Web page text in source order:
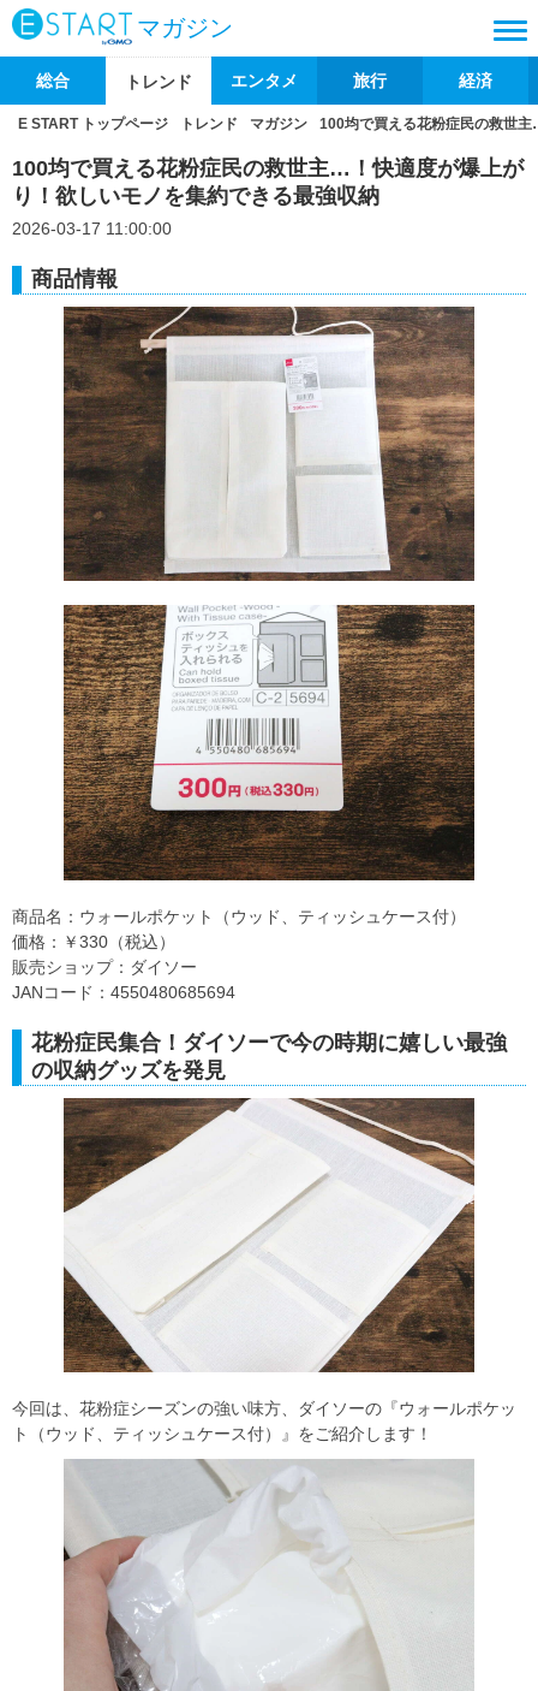
マガジン
総合 トレンド エンタメ 旅行 経済
E START トップページ トレンド マガジン 100均で買える花粉症民の救世
100均で買える花粉症民の救世主…！快適度が爆上が
り！欲しいモノを集約できる最強収納
2026-03-17 11:00:00
商品情報
商品名：ウォールポケット（ウッド、ティッシュケース付）
価格：￥330（税込）
販売ショップ：ダイソー
JANコード：4550480685694
花粉症民集合！ダイソーで今の時期に嬉しい最強
の収納グッズを発見
今回は、花粉症シーズンの強い味方、ダイソーの『ウォールポケッ
ト（ウッド、ティッシュケース付）』をご紹介します！